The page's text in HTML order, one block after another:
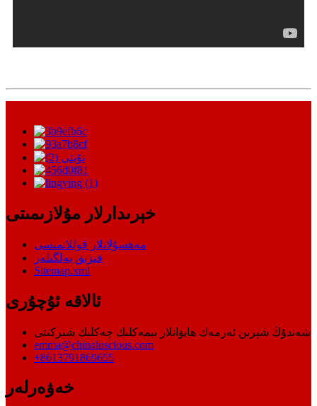
خېرىدارلار مۇلازىمىتى
مەھسۇلاتلار قوللانمىسى
قىزىق بەلگىلەر
Sitemap.xml
ئالاقە ئۇچۇرى
شەندۇڭ شېرىن ئەرمەك ھايۋانلار يېمەكلىك چەكلىك شىركىتى
emma@chinaluscious.com
+8613791869655
خەۋەرلەر